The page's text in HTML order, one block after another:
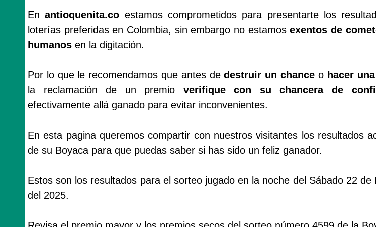
Enantioquenita.co estamos comprometidos para presentarte los
loterías preferidas en Colombia, sin embargo no estamosexentos de
humanos en la digitación.
Por lo que le recomendamos que antes dedestruir un chance o hacer
la reclamación de un premio verifique con su chancera de
efectivamente allá ganado para evitar inconvenientes.
En esta pagina queremos compartir con nuestros visitantes los resultados
de su Boyaca para que puedas saber si has sido un feliz ganador.
Estos son los resultados para el sorteo jugado en la noche del Sábado 22 de
del 2025.